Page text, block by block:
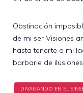
Obstinación
de mi ser Visiones
hasta tenerte a mi
barbarie de